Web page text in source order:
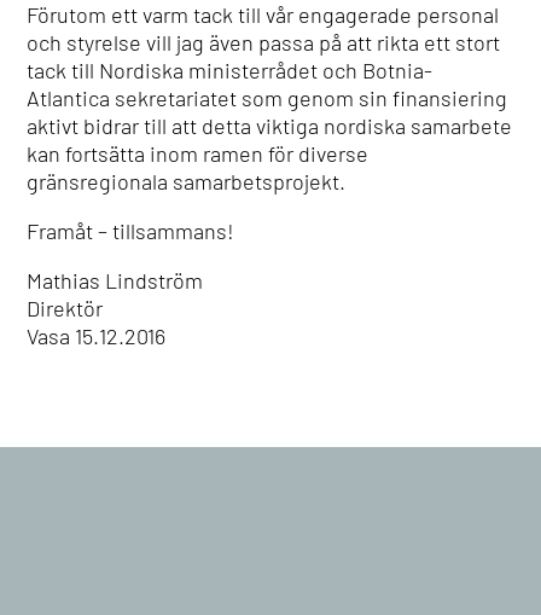
Förutom ett varm tack till vår engagerade personal
och styrelse vill jag även passa på att rikta ett stort
tack till Nordiska ministerrådet och Botnia-
Atlantica sekretariatet som genom sin finansiering
aktivt bidrar till att detta viktiga nordiska samarbete
kan fortsätta inom ramen för diverse
gränsregionala samarbetsprojekt.
Framåt – tillsammans!
Mathias Lindström
Direktör
Vasa 15.12.2016